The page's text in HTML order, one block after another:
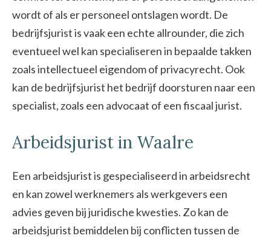
wordt of als er personeel ontslagen wordt. De
bedrijfsjurist is vaak een echte allrounder, die zich
eventueel wel kan specialiseren in bepaalde takken
zoals intellectueel eigendom of privacyrecht. Ook
kan de bedrijfsjurist het bedrijf doorsturen naar een
specialist, zoals een advocaat of een fiscaal jurist.
Arbeidsjurist in Waalre
Een arbeidsjurist is gespecialiseerd in arbeidsrecht
en kan zowel werknemers als werkgevers een
advies geven bij juridische kwesties. Zo kan de
arbeidsjurist bemiddelen bij conflicten tussen de